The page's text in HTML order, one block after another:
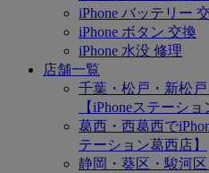
iPhone バッテリー
iPhone ボタン 交換
iPhone 水没 修理
店舗一覧
千葉・松戸・新松
【iPhoneステーショ
葛西・西葛西で
テーション葛西店】
静岡・葵区・駿河